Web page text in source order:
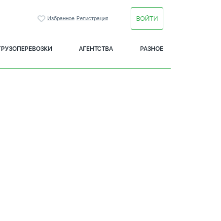
Избранное Регистрация ВОЙТИ
АГЕНТСТВА РАЗНОЕ